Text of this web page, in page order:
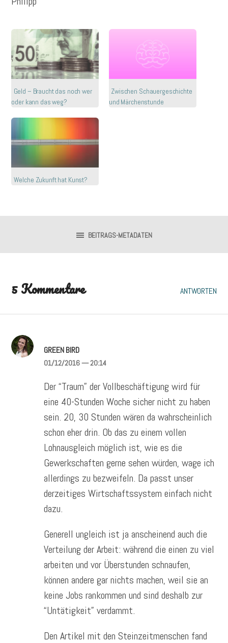
Geld – Braucht das noch wer
oder kann das weg?
Zwischen Schauergeschichte
und Märchenstunde
Welche Zukunft hat Kunst?
BEITRAGS-METADATEN
5 Kommentare ANTWORTEN
GREEN BIRD
01/12/2016— 20:14
Der “Traum” der Vollbeschäftigung wird für
eine 40-Stunden Woche sicher nicht zu haben
sein. 20, 30 Stunden wären da wahrscheinlich
schon eher drin. Ob das zu einem vollen
Lohnausgleich möglich ist, wie es die
Gewerkschaften gerne sehen würden, wage ich
allerdings zu bezweifeln. Da passt unser
derzeitiges Wirtschaftssystem einfach nicht
dazu.
Generell ungleich ist ja anscheinend auch die
Verteilung der Arbeit: während die einen zu viel
arbeiten und vor Überstunden schnaufen,
können andere gar nichts machen, weil sie an
keine Jobs rankommen und sind deshalb zur
“Untätigkeit” verdammt.
Den Artikel mit den Steinzeitmenschen fand